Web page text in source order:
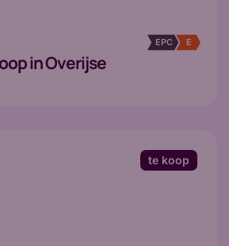
in Overijse
EPC E
te koop